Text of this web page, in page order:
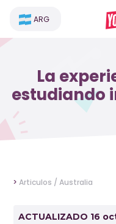
ARG
La
estudiando
> Articulos / Australia
ACTUALIZADO 16